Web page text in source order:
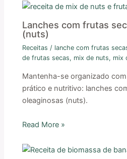
Lanches com frutas
(nuts)
Receitas / lanche com frutas
de frutas secas, mix de nuts, mix
Mantenha-se organizado
prático e nutritivo: lanches
oleaginosas (nuts).
Read More »